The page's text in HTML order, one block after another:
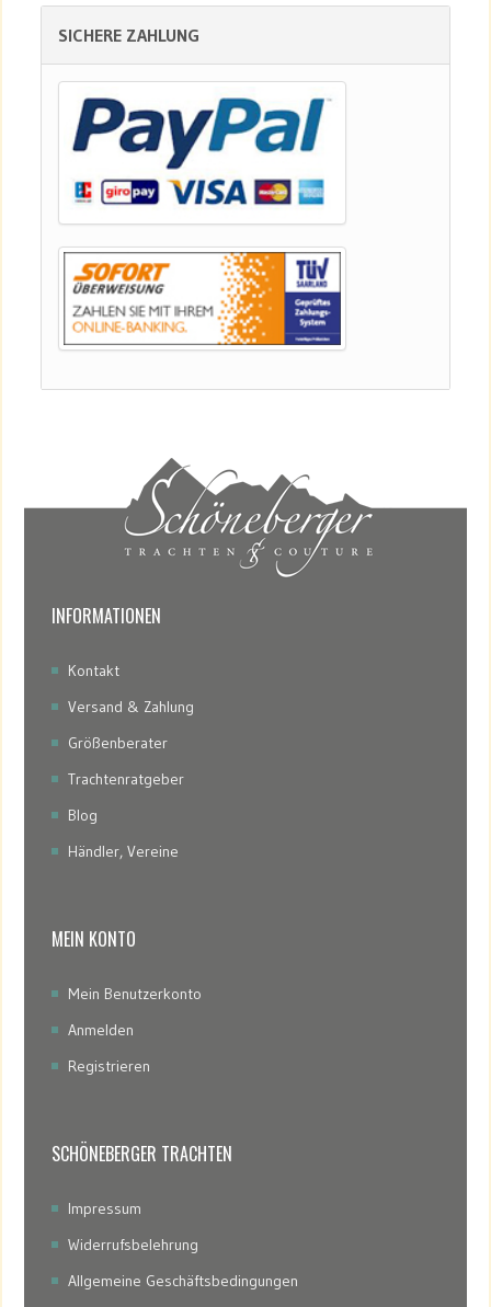
SICHERE ZAHLUNG
INFORMATIONEN
Kontakt
Versand & Zahlung
Größenberater
Trachtenratgeber
Blog
Händler, Vereine
MEIN KONTO
Mein Benutzerkonto
Anmelden
Registrieren
SCHÖNEBERGER TRACHTEN
Impressum
Widerrufsbelehrung
Allgemeine Geschäftsbedingungen